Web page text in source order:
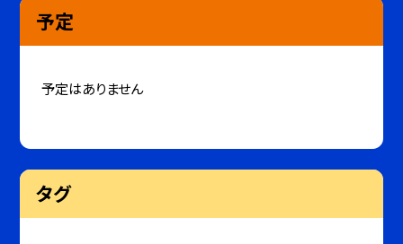
予定
予定はありません
タグ